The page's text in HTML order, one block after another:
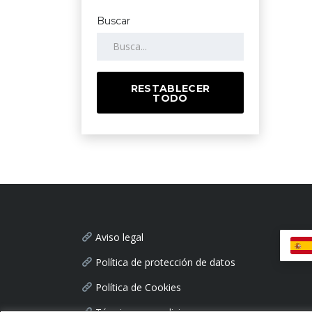
Buscar
RESTABLECER
TODO
Aviso legal
Política de protección de datos
Política de Cookies